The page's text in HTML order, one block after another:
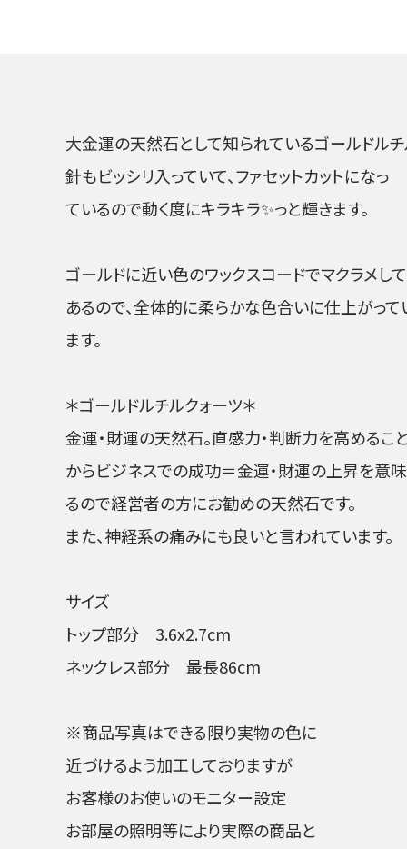
大金運の天然石として知られているゴールドル
針もビッシリ入っていて、ファセットカットになっ
ているので動く度にキラキラ✨っと輝きます。
ゴールドに近い色のワックスコードでマクラメして
あるので、全体的に柔らかな色合いに仕上がって
ます。
＊ゴールドルチルクォーツ＊
金運・財運の天然石。直感力・判断力を高めるこ
からビジネスでの成功＝金運・財運の上昇を意
るので経営者の方にお勧めの天然石です。
また、神経系の痛みにも良いと言われています。
サイズ
トップ部分 3.6x2.7cm
ネックレス部分 最長86cm
※商品写真はできる限り実物の色に
近づけるよう加工しておりますが
お客様のお使いのモニター設定
お部屋の照明等により実際の商品と